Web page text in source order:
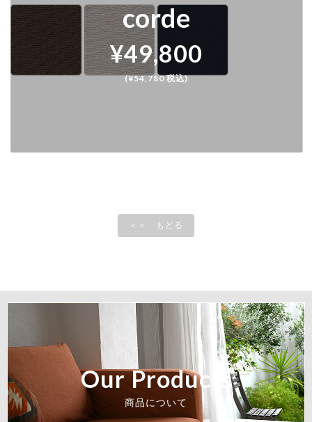
corde
¥49,800
(¥54,780 税込)
＜＜ もどる
Our Products
商品について